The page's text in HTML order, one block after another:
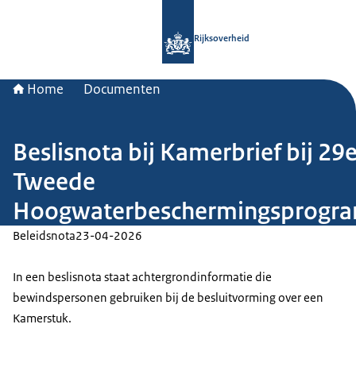
Rijksoverheid
Home Documenten
Beslisnota bij Kamerbrief bij
Tweede
Beleidsnota23-04-2026
In een beslisnota staat achtergrondinformatie die
bewindspersonen gebruiken bij de besluitvorming over een
Kamerstuk.